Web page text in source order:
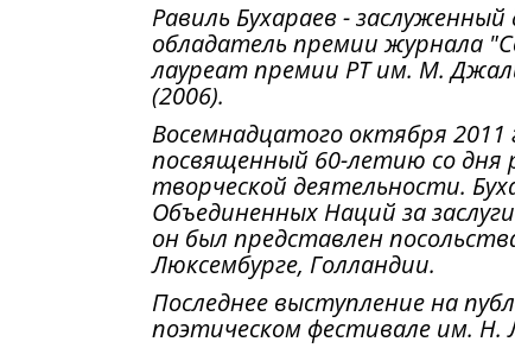
Равиль Бухараев -
обладатель премии журнала
лауреат премии РТ им. М.
(2006).
Восемнадцатого октября 2011
посвященный 60-летию со дня
творческой деятельности.
Объединенных Наций за
он был представлен
Люксембурге, Голландии.
Последнее выступление на
поэтическом фестивале им. Н.